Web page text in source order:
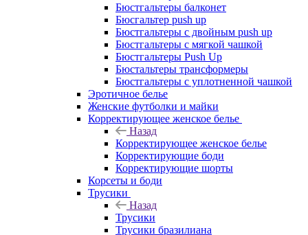
Бюстгальтеры балконет
Бюсгальтер push up
Бюстгальтеры с двойным push up
Бюстгальтеры с мягкой чашкой
Бюстгальтеры Push Up
Бюстальтеры трансформеры
Бюстгальтеры с уплотненной чашкой
Эротичное белье
Женские футболки и майки
Корректирующее женское белье
Назад
Корректирующее женское белье
Корректирующие боди
Корректирующие шорты
Корсеты и боди
Трусики
Назад
Трусики
Трусики бразилиана